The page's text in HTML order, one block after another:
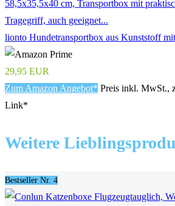
lionto Hundetransportbox aus Kunststoff
29,95 EUR
Zum Amazon Angebot* Preis inkl. MwSt.,
Link*
Weitere
Bestseller Nr. 4